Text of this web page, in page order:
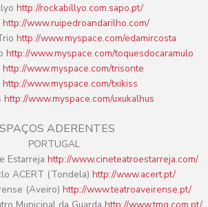
http://rockabillyo.com.sapo.pt/
http://www.ruipedroandarilho.com/
http://www.myspace.com/edamircosta
http://www.myspace.com/toquesdocaramulo
http://www.myspace.com/trisonte
http://www.myspace.com/txikiss
http://www.myspace.com/uxukalhus
ADERENTES
PORTUGAL
Estarreja http://www.cineteatroestarreja.com/
ACERT (Tondela) http://www.acert.pt/
(Aveiro) http://www.teatroaveirense.pt/
Municipal da Guarda http://www.tmg.com.pt/